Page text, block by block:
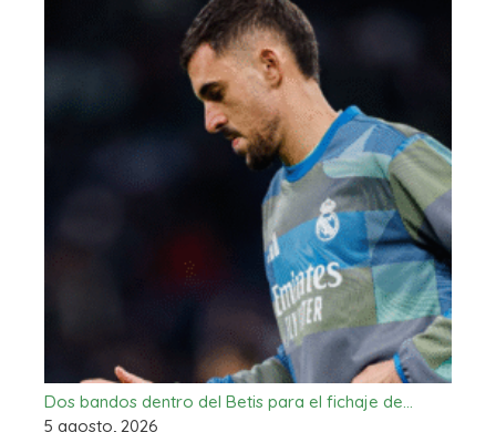
Dos bandos dentro del Betis para el fichaje de…
5 agosto, 2026